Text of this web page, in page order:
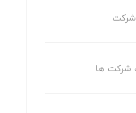
شرکت
شرکت ها